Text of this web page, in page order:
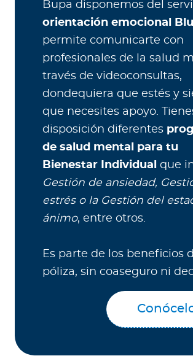
Bupa disponemos del
orientación emocional
permite comunicarte con
profesionales de la salud
través de videoconsultas,
dondequiera que estés y
que necesites apoyo.
disposición diferentes
de salud mental para tu
Bienestar Individual que
Gestión de ansiedad,
estrés o la Gestión del
ánimo, entre otros.
Es parte de los beneficios
póliza, sin coaseguro ni